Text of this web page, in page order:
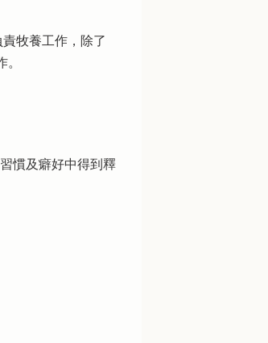
牧養工作，除了
。
慣及癖好中得到釋